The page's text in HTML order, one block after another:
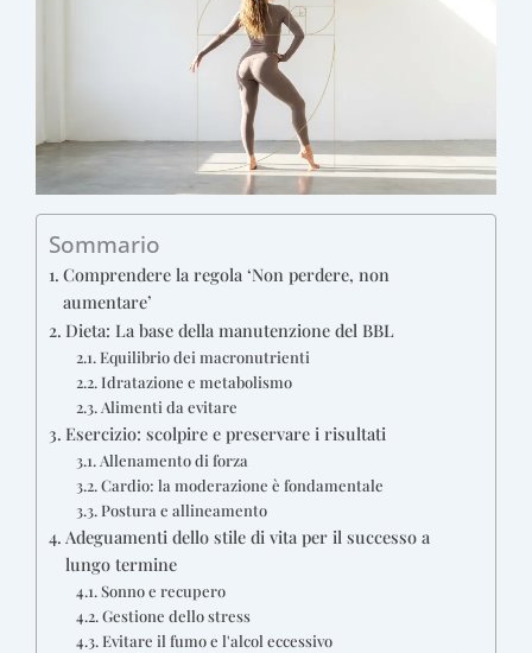
Sommario
Comprendere la regola ‘Non perdere, non
aumentare’
Dieta: La base della manutenzione del BBL
Equilibrio dei macronutrienti
Idratazione e metabolismo
Alimenti da evitare
Esercizio: scolpire e preservare i risultati
Allenamento di forza
Cardio: la moderazione è fondamentale
Postura e allineamento
Adeguamenti dello stile di vita per il successo a
lungo termine
Sonno e recupero
Gestione dello stress
Evitare il fumo e l'alcol eccessivo